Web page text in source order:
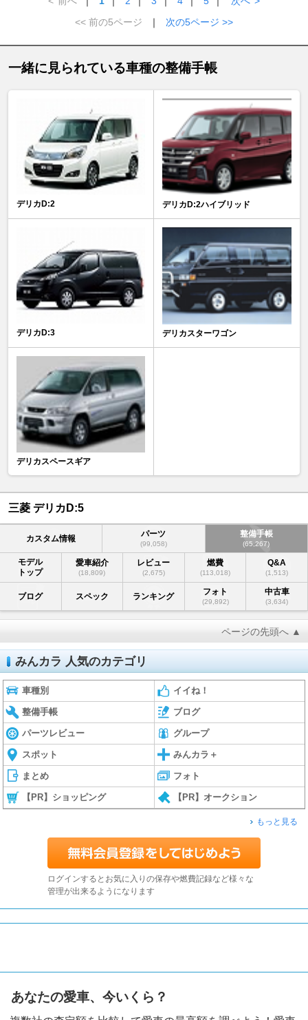
<< 前の5ページ
｜ 次の5ページ >>
一緒に見られている車種の整備手帳
デリカD:2 デリカD:2ハイブリッド
デリカD:3 デリカスターワゴン
デリカスペースギア
三菱 デリカD:5
カスタム情報 パーツ
(99,058)
整備手帳
(65,267)
モデル
トップ
愛車紹介
(18,809)
レビュー
(2,675)
燃費
(113,018)
Q&A
(1,513)
ブログ スペック ランキング フォト
(29,892)
中古車
(3,634)
ページの先頭へ ▲
みんカラ 人気のカテゴリ
車種別 イイね！
整備手帳 ブログ
パーツレビュー グループ
スポット みんカラ＋
まとめ フォト
【PR】ショッピング 【PR】オークション
もっと見る
ログインするとお気に入りの保存や燃費記録など様々な
管理が出来るようになります
あなたの愛車、今いくら？